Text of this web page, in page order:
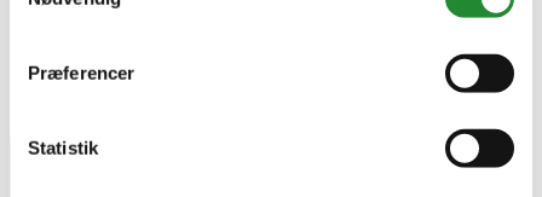
Præferencer
Statistik